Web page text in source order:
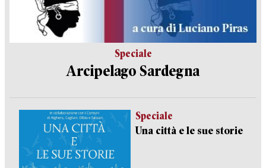
Speciale
Arcipelago Sardegna
Speciale
Una città e le sue storie